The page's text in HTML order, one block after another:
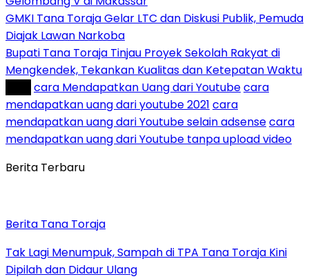
GMKI Tana Toraja Gelar LTC dan Diskusi Publik, Pemuda
Diajak Lawan Narkoba
Bupati Tana Toraja Tinjau Proyek Sekolah Rakyat di
Mengkendek, Tekankan Kualitas dan Ketepatan Waktu
cara Mendapatkan Uang dari Youtubecara
mendapatkan uang dari youtube 2021 cara
mendapatkan uang dari Youtube selain adsensecara
mendapatkan uang dari Youtube tanpa upload video
Berita Terbaru
Berita Tana Toraja
Tak Lagi Menumpuk, Sampah di TPA Tana Toraja Kini
Dipilah dan Didaur Ulang